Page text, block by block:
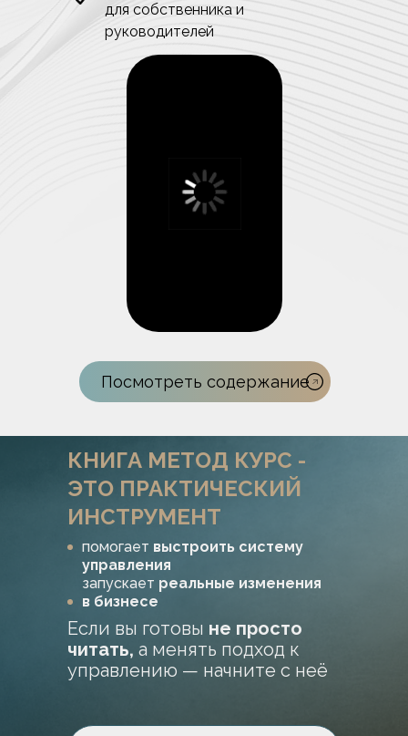
Посмотреть содержание
для собственника и
руководителей
КНИГА МЕТОД КУРС -
ЭТО ПРАКТИЧЕСКИЙ
ИНСТРУМЕНТ
помогает выстроить систему
управления
запускает реальные изменения
в бизнесе
Если вы готовы не просто
читать, а менять подход к
управлению — начните с неё